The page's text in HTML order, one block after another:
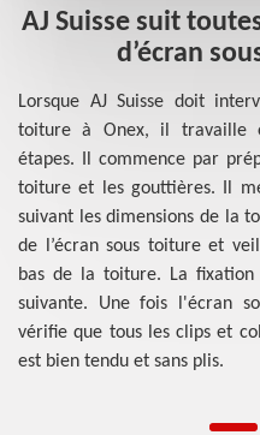
AJ Suisse suit
d’écran
Lorsque AJ Suisse doit
toiture à Onex, il travaille
étapes. Il commence par
toiture et les gouttières. Il
suivant les dimensions de la
de l’écran sous toiture et
bas de la toiture. La fixation
suivante. Une fois l'écran
vérifie que tous les clips et
est bien tendu et sans plis.